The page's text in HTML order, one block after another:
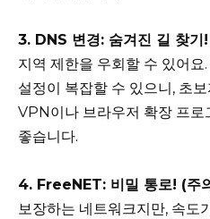
3. DNS 변경: 숨겨진 길 찾기!
지역 제한을 우회할 수 있어
설정이 복잡할 수 있으니, 초
VPN이나 브라우저 확장 프로
좋습니다.
4. FreeNET: 비밀 통로! (주
보장하는 네트워크지만, 속도